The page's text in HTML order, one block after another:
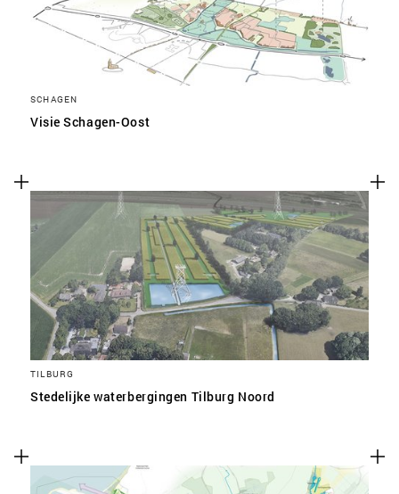
SCHAGEN
Visie Schagen-Oost
TILBURG
Stedelijke waterbergingen Tilburg Noord